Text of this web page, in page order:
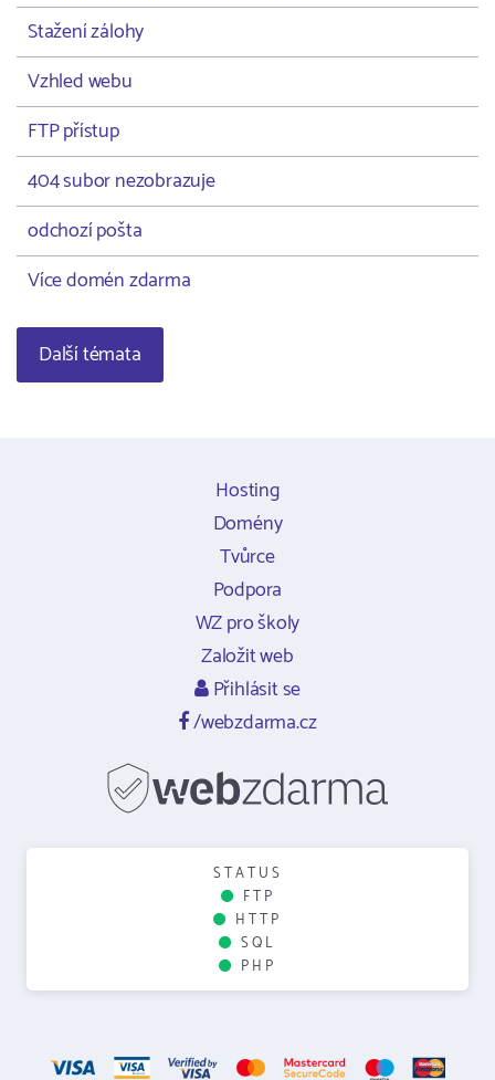
Stažení zálohy
Vzhled webu
FTP přístup
404 subor nezobrazuje
odchozí pošta
Více domén zdarma
Další témata
Hosting
Domény
Tvůrce
Podpora
WZ pro školy
Založit web
Přihlásit se
/webzdarma.cz
STATUS
FTP
HTTP
SQL
PHP